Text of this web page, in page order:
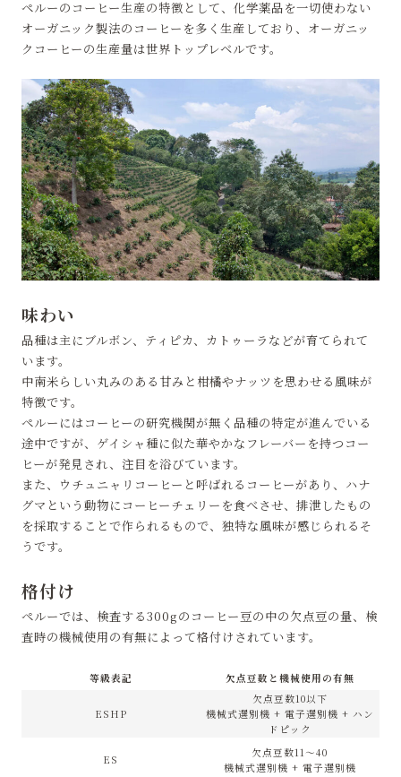
ペルーのコーヒー生産の特徴として、化学薬品を一切使わない
オーガニック製法のコーヒーを多く生産しており、オーガニッ
クコーヒーの生産量は世界トップレベルです。
味わい
品種は主にブルボン、ティピカ、カトゥーラなどが育てられて
います。
中南米らしい丸みのある甘みと柑橘やナッツを思わせる風味が
特徴です。
ペルーにはコーヒーの研究機関が無く品種の特定が進んでいる
途中ですが、ゲイシャ種に似た華やかなフレーバーを持つコー
ヒーが発見され、注目を浴びています。
また、ウチュニャリコーヒーと呼ばれるコーヒーがあり、ハナ
グマという動物にコーヒーチェリーを食べさせ、排泄したもの
を採取することで作られるもので、独特な風味が感じられるそ
うです。
格付け
ペルーでは、検査する300gのコーヒー豆の中の欠点豆の量、検
査時の機械使用の有無によって格付けされています。
等級表記 欠点豆数と機械使用の有無
ESHP
欠点豆数10以下
機械式選別機 + 電子選別機 + ハン
ドピック
ES
欠点豆数11〜40
機械式選別機 + 電子選別機